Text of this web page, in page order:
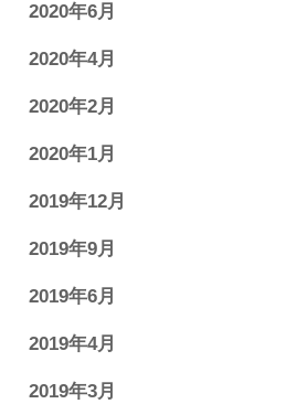
2020年6月
2020年4月
2020年2月
2020年1月
2019年12月
2019年9月
2019年6月
2019年4月
2019年3月